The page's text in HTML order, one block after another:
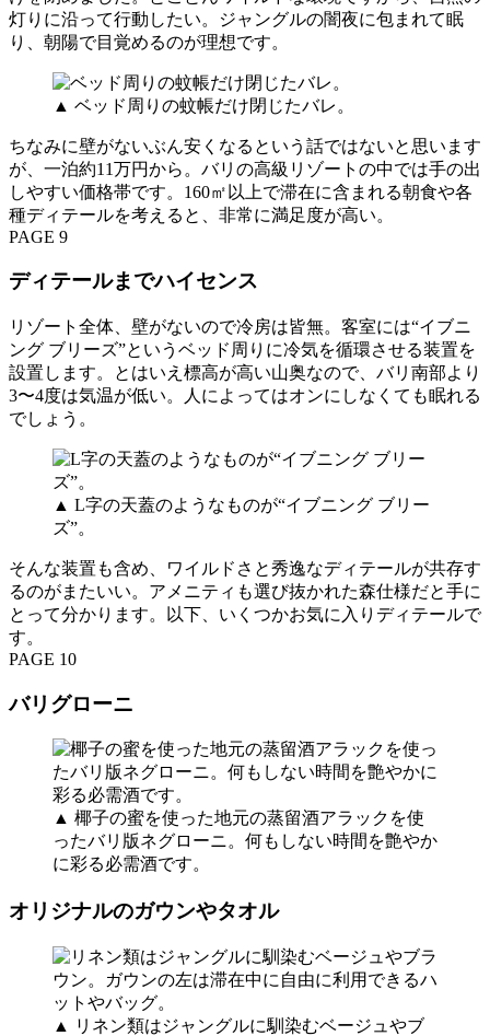
灯りに沿って行動したい。ジャングルの闇夜に包まれて眠
り、朝陽で目覚めるのが理想です。
▲ ベッド周りの蚊帳だけ閉じたバレ。
ちなみに壁がないぶん安くなるという話ではないと思います
が、一泊約11万円から。バリの高級リゾートの中では手の出
しやすい価格帯です。160㎡以上で滞在に含まれる朝食や各
種ディテールを考えると、非常に満足度が高い。
PAGE 9
ディテールまでハイセンス
リゾート全体、壁がないので冷房は皆無。客室には“イブニ
ング ブリーズ”というベッド周りに冷気を循環させる装置を
設置します。とはいえ標高が高い山奥なので、バリ南部より
3〜4度は気温が低い。人によってはオンにしなくても眠れる
でしょう。
▲ L字の天蓋のようなものが“イブニング ブリー
ズ”。
そんな装置も含め、ワイルドさと秀逸なディテールが共存す
るのがまたいい。アメニティも選び抜かれた森仕様だと手に
とって分かります。以下、いくつかお気に入りディテールで
す。
PAGE 10
バリグローニ
▲ 椰子の蜜を使った地元の蒸留酒アラックを使
ったバリ版ネグローニ。何もしない時間を艶やか
に彩る必需酒です。
オリジナルのガウンやタオル
▲ リネン類はジャングルに馴染むベージュやブ